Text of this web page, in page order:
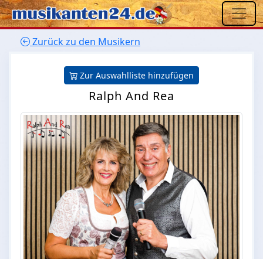
Zurück zu den Musikern
Zur Auswahlliste hinzufügen
Ralph And Rea